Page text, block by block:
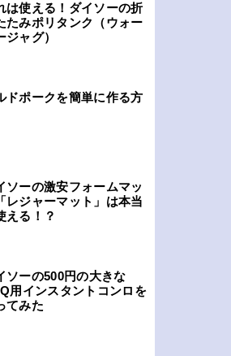
は使える！ダイソーの折
たみポリタンク（ウォー
ジャグ）
ドポークを簡単に作る方
ソーの激安フォームマッ
レジャーマット」は本当
える！？
ソーの500円の大きな
用インスタントコンロを
てみた